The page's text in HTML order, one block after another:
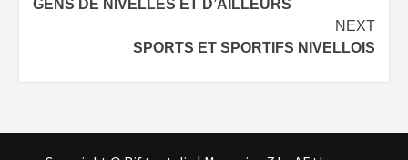
navigation
GENS DE NIVELLES ET D’AILLEURS
NEXT
SPORTS ET SPORTIFS NIVELLOIS